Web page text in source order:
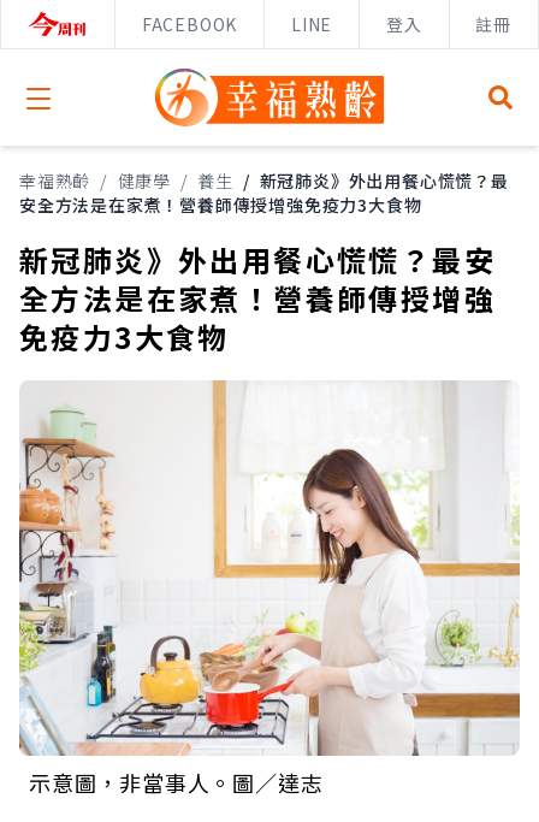
FACEBOOK LINE 登入 註冊
Open menu
幸福熟齡 / 健康學 / 養生 / 新冠肺炎》外出用餐心慌慌？最
安全方法是在家煮！營養師傳授增強免疫力3大食物
新冠肺炎》外出用餐心慌慌？最安
全方法是在家煮！營養師傳授增強
免疫力3大食物
示意圖，非當事人。圖／達志